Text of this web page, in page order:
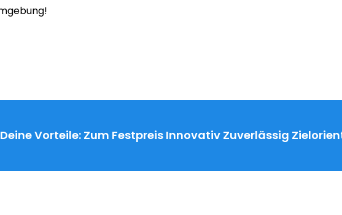
Deine Vorteile: Zum Festpreis Innovativ Zuverlässig